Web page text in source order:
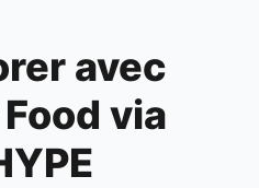
avec
via